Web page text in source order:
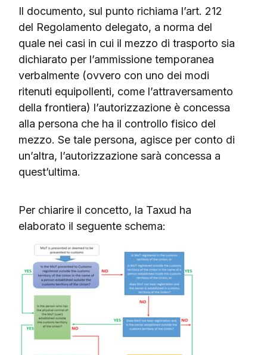
Il documento, sul punto richiama l’art. 212
del Regolamento delegato, a norma del
quale nei casi in cui il mezzo di trasporto sia
dichiarato per l’ammissione temporanea
verbalmente (ovvero con uno dei modi
ritenuti equipollenti, come l’attraversamento
della frontiera) l’autorizzazione è concessa
alla persona che ha il controllo fisico del
mezzo. Se tale persona, agisce per conto di
un’altra, l’autorizzazione sarà concessa a
quest’ultima.
Per chiarire il concetto, la Taxud ha
elaborato il seguente schema: